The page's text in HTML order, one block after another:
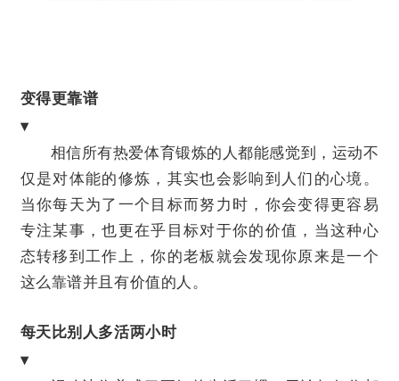
变得更靠谱
▾
相信所有热爱体育锻炼的人都能感觉到，运动不
仅是对体能的修炼，其实也会影响到人们的心境。
当你每天为了一个目标而努力时，你会变得更容易
专注某事，也更在乎目标对于你的价值，当这种心
态转移到工作上，你的老板就会发现你原来是一个
这么靠谱并且有价值的人。
每天比别人多活两小时
▾